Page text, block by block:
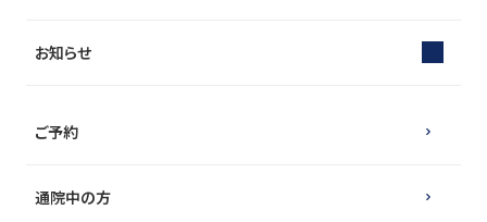
お知らせ
通院中の方
ご予約